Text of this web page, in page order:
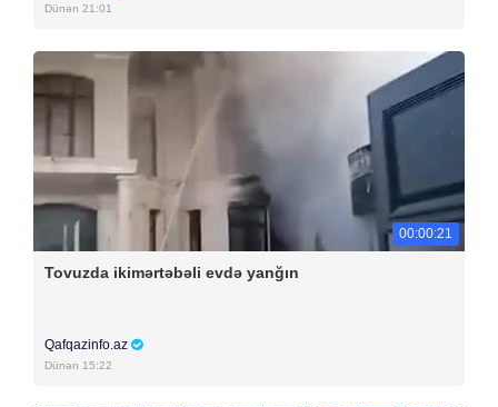
Dünən 21:01
00:00:21
Tovuzda ikimərtəbəli evdə yanğın
Qafqazinfo.az
Dünən 15:22